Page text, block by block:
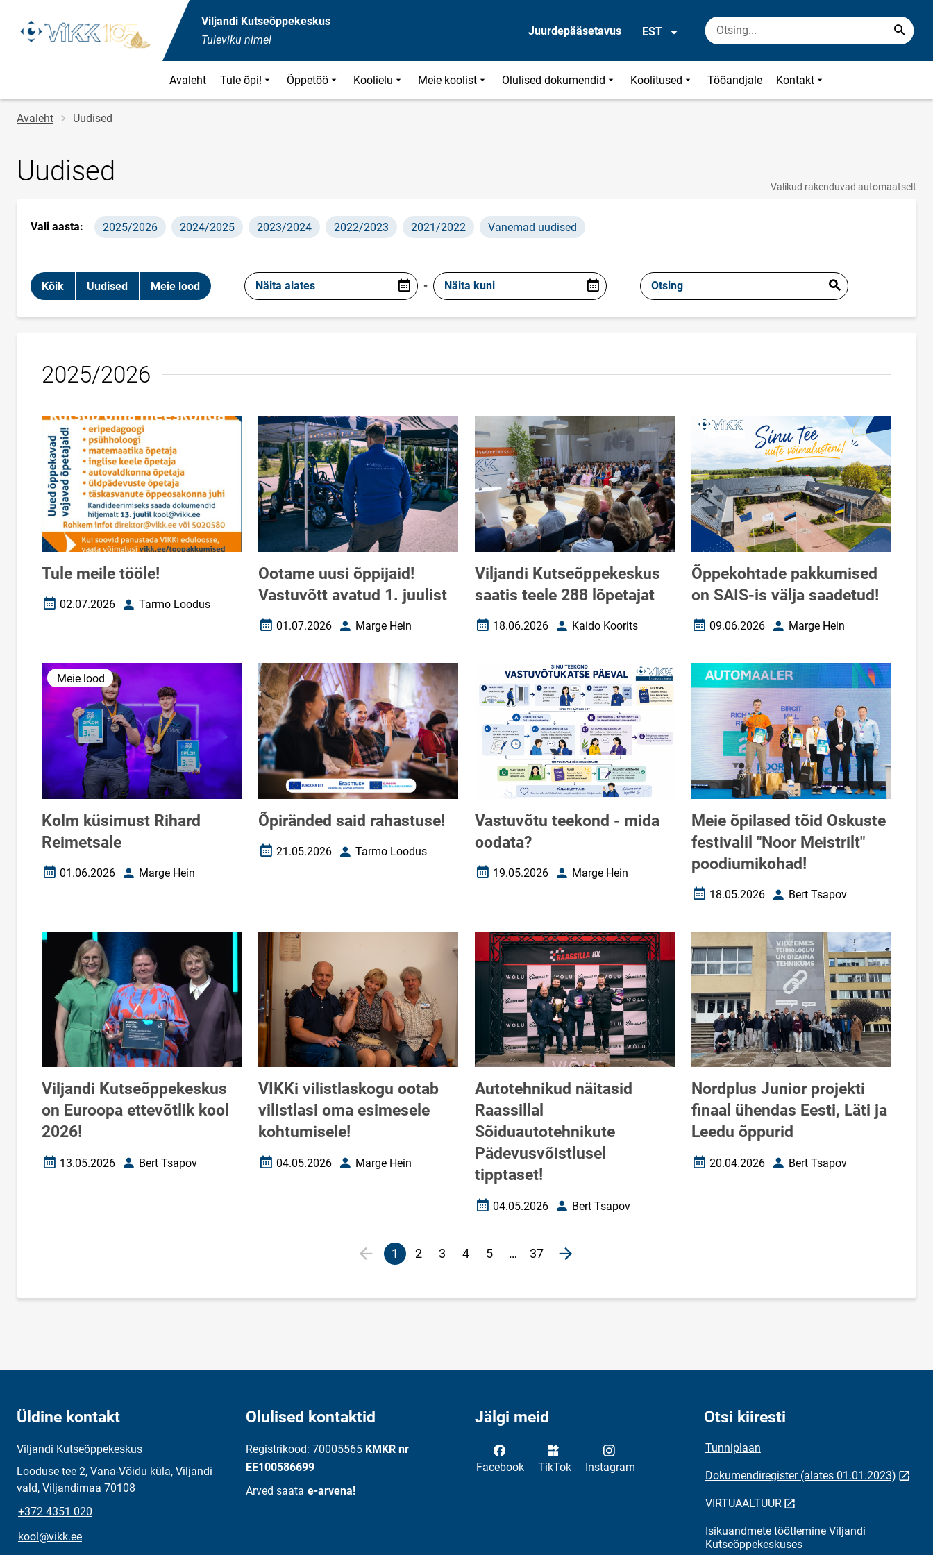
Viljandi Kutseõppekeskus
Tuleviku nimel
Juurdepääsetavus EST
Avaleht Tule õpi! Õppetöö Koolielu Meie koolist Olulised dokumendid Koolitused Tööandjale Kontakt
Jälglink
Avaleht Uudised
Uudised Valikud rakenduvad automaatselt
Vali aasta: 2025/2026 2024/2025 2023/2024 2022/2023 2021/2022 Vanemad uudised
Kõik Uudised Meie lood Näita alates - Näita kuni Otsing
2025/2026
Tule meile tööle!
Loomise kuupäev
02.07.2026 AutorTarmo Loodus
Ootame uusi õppijaid!
Vastuvõtt avatud 1. juulist
Loomise kuupäev
01.07.2026 AutorMarge Hein
Viljandi Kutseõppekeskus
saatis teele 288 lõpetajat
Loomise kuupäev
18.06.2026 AutorKaido Koorits
Õppekohtade pakkumised
on SAIS-is välja saadetud!
Loomise kuupäev
09.06.2026 AutorMarge Hein
Meie lood
Kolm küsimust Rihard
Reimetsale
Loomise kuupäev
01.06.2026 AutorMarge Hein
Õpiränded said rahastuse!
Loomise kuupäev
21.05.2026 AutorTarmo Loodus
Vastuvõtu teekond - mida
oodata?
Loomise kuupäev
19.05.2026 AutorMarge Hein
Meie õpilased tõid Oskuste
festivalil "Noor Meistrilt"
poodiumikohad!
Loomise kuupäev
18.05.2026 AutorBert Tsapov
Viljandi Kutseõppekeskus
on Euroopa ettevõtlik kool
2026!
Loomise kuupäev
13.05.2026 AutorBert Tsapov
VIKKi vilistlaskogu ootab
vilistlasi oma esimesele
kohtumisele!
Loomise kuupäev
04.05.2026 AutorMarge Hein
Autotehnikud näitasid
Raassillal
Sõiduautotehnikute
Pädevusvõistlusel
tipptaset!
Loomise kuupäev
04.05.2026 AutorBert Tsapov
Nordplus Junior projekti
finaal ühendas Eesti, Läti ja
Leedu õppurid
Loomise kuupäev
20.04.2026 AutorBert Tsapov
Eelmine lehekülg
Praegune
1 Veebileht
2 Veebileht
3 Veebileht
4 Veebileht
5 … page
37 Järgmine lehekülg
Üldine kontakt
Viljandi Kutseõppekeskus
Looduse tee 2, Vana-Võidu küla, Viljandi
vald, Viljandimaa 70108
+372 4351 020
kool@vikk.ee
Olulised kontaktid
Registrikood: 70005565 KMKR nr
EE100586699
Arved saata e-arvena!
Jälgi meid
Facebook TikTok Instagram
Otsi kiiresti
Tunniplaan
Dokumendiregister (alates 01.01.2023)
VIRTUAALTUUR
Isikuandmete töötlemine Viljandi
Kutseõppekeskuses